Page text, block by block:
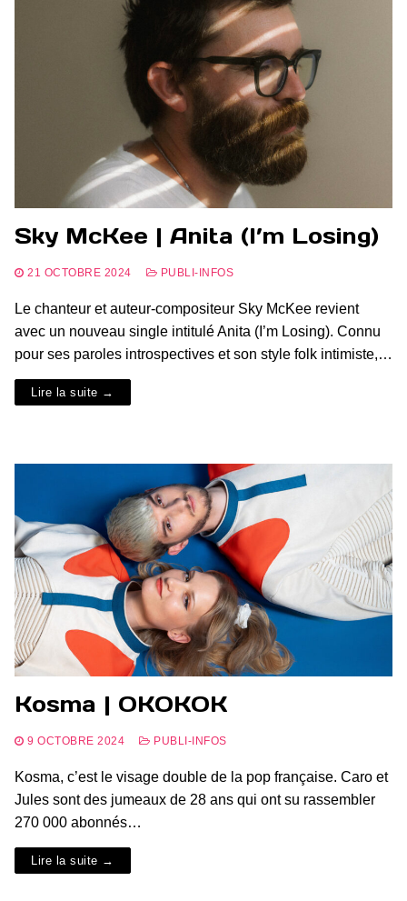
Sky McKee | Anita (I’m Losing)
21 OCTOBRE 2024 PUBLI-INFOS
Le chanteur et auteur-compositeur Sky McKee revient
avec un nouveau single intitulé Anita (I’m Losing). Connu
pour ses paroles introspectives et son style folk intimiste,…
Lire la suite →
Kosma | OKOKOK
9 OCTOBRE 2024 PUBLI-INFOS
Kosma, c’est le visage double de la pop française. Caro et
Jules sont des jumeaux de 28 ans qui ont su rassembler
270 000 abonnés…
Lire la suite →